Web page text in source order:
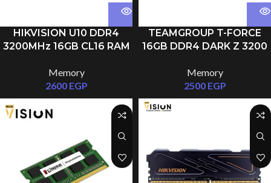
TEAMGROUP T-FORCE
16GB DDR4 DARK Z 3200
Memory
2500 EGP
HIKVISION U10 DDR4
3200MHz 16GB CL16 RAM
Memory
2600 EGP